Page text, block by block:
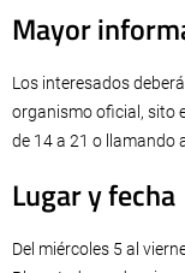
Mayor
Los interesados
organismo oficial, sito
de 14 a 21 o llamando
Lugar y fecha
Del miércoles 5 al